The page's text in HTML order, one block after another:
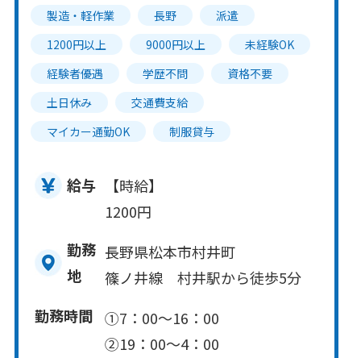
製造・軽作業 長野
派遣
1200円以上
9000円以上
未経験OK
経験者優遇
学歴不問
資格不要
土日休み
交通費支給
マイカー通勤OK
制服貸与
給与
【時給】
1200円
勤務
地
長野県松本市村井町
篠ノ井線 村井駅から徒歩5分
勤務時間 ①7：00～16：00
②19：00～4：00